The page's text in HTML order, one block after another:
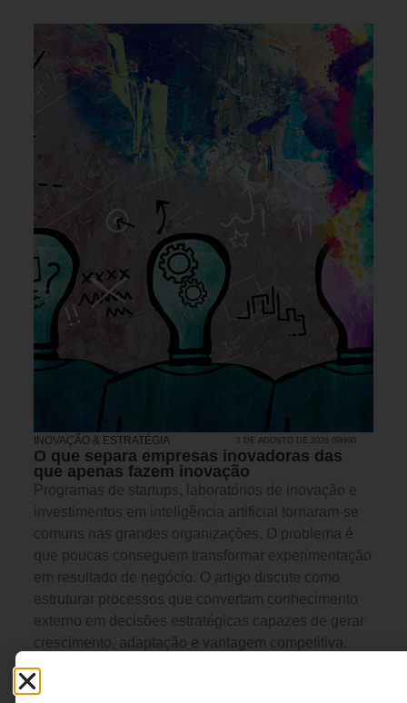
INOVAÇÃO & ESTRATÉGIA 7 DE AGOSTO DE 2026 09H00
O que separa empresas inovadoras das
que apenas fazem inovação
Programas de startups, laboratórios de inovação e
investimentos em inteligência artificial tornaram-se
comuns nas grandes organizações. O problema é
que poucas conseguem transformar experimentação
em resultado de negócio. O artigo discute como
estruturar processos que convertam conhecimento
externo em decisões estratégicas capazes de gerar
crescimento, adaptação e vantagem competitiva.
Strategy, Innovation &
Ventures na Deloitte.